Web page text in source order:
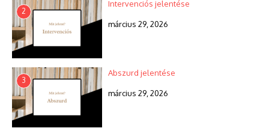
2
Intervenciós jelentése
március 29, 2026
3
Abszurd jelentése
március 29, 2026